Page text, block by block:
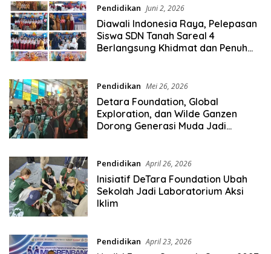
Pendidikan Juni 2, 2026
Diawali Indonesia Raya, Pelepasan
Siswa SDN Tanah Sareal 4
Berlangsung Khidmat dan Penuh
Pendidikan Mei 26, 2026
Detara Foundation, Global
Exploration, dan Wilde Ganzen
Dorong Generasi Muda Jadi
Pendidikan April 26, 2026
Inisiatif DeTara Foundation Ubah
Sekolah Jadi Laboratorium Aksi
Iklim
Pendidikan April 23, 2026